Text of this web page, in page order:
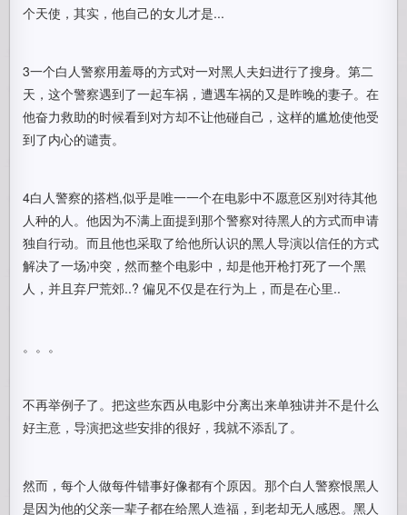
个天使，其实，他自己的女儿才是...
3一个白人警察用羞辱的方式对一对黑人夫妇进行了搜身。第二
天，这个警察遇到了一起车祸，遭遇车祸的又是昨晚的妻子。在
他奋力救助的时候看到对方却不让他碰自己，这样的尴尬使他受
到了内心的谴责。
4白人警察的搭档,似乎是唯一一个在电影中不愿意区别对待其他
人种的人。他因为不满上面提到那个警察对待黑人的方式而申请
独自行动。而且他也采取了给他所认识的黑人导演以信任的方式
解决了一场冲突，然而整个电影中，却是他开枪打死了一个黑
人，并且弃尸荒郊..? 偏见不仅是在行为上，而是在心里..
。。。
不再举例子了。把这些东西从电影中分离出来单独讲并不是什么
好主意，导演把这些安排的很好，我就不添乱了。
然而，每个人做每件错事好像都有个原因。那个白人警察恨黑人
是因为他的父亲一辈子都在给黑人造福，到老却无人感恩。黑人